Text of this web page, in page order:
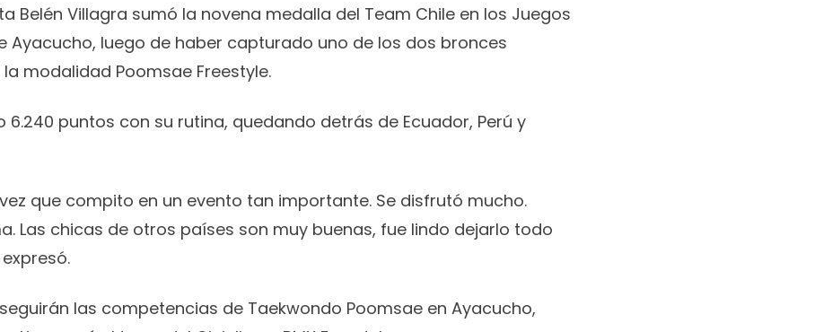
Belén Villagra sumó la novena medalla del Team Chile en los Juegos
Ayacucho, luego de haber capturado uno de los dos bronces
modalidad Poomsae Freestyle.
6.240 puntos con su rutina, quedando detrás de Ecuador, Perú y
que compito en un evento tan importante. Se disfrutó mucho.
Las chicas de otros países son muy buenas, fue lindo dejarlo todo
las competencias de Taekwondo Poomsae en Ayacucho,